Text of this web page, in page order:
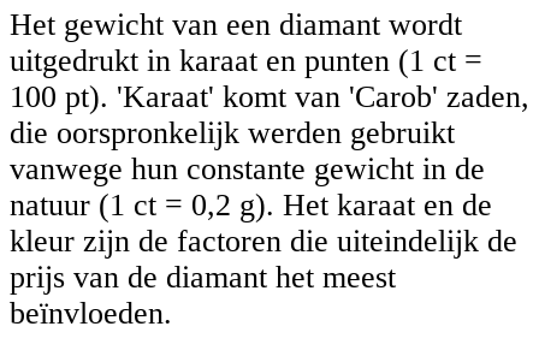
Het gewicht van een diamant wordt
uitgedrukt in karaat en punten (1 ct =
100 pt). 'Karaat' komt van 'Carob' zaden,
die oorspronkelijk werden gebruikt
vanwege hun constante gewicht in de
natuur (1 ct = 0,2 g). Het karaat en de
kleur zijn de factoren die uiteindelijk de
prijs van de diamant het meest
beïnvloeden.